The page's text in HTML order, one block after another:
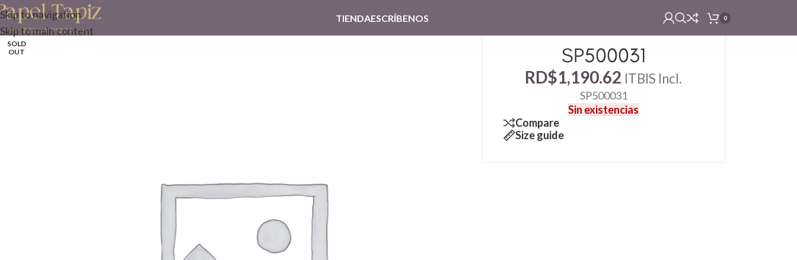
Skip to navigation
Skip to main content
TIENDAESCRÍBENOS 0
SOLD
OUT
SP500031
RD$1,190.62 ITBIS Incl.
SP500031
Sin existencias
Compare
Size guide